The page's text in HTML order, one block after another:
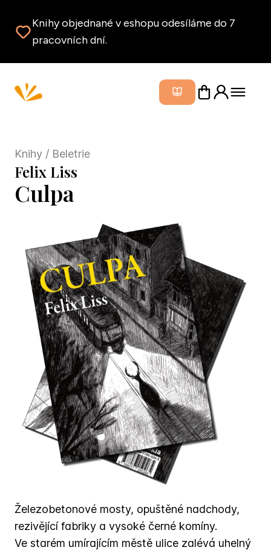
Knihy objednané v eshopu odesíláme do 7
pracovních dní.
Zavřít
Knihy / Beletrie
Felix Liss
Culpa
Železobetonové mosty, opuštěné nadchody,
rezivějící fabriky a vysoké černé komíny.
Ve starém umírajícím městě ulice zalévá uhelný